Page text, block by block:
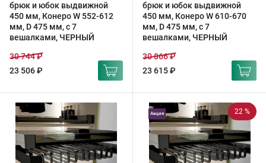
брюк и юбок выдвижной
450 мм, Конеро W 552-612
мм, D 475 мм, с 7
вешалками, ЧЕРНЫЙ
23 506 ₽
30 744 ₽
брюк и юбок выдвижной
450 мм, Конеро W 610-670
мм, D 475 мм, с 7
вешалками, ЧЕРНЫЙ
23 615 ₽
30 866 ₽
22 %
Акция